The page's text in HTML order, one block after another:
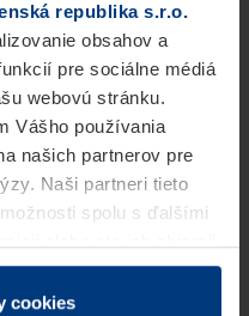
republika s.r.o.
obsahov a
pre sociálne médiá
webovú stránku.
Vášho používania
našich partnerov pre
Naši partneri tieto
spolu s ďalšími
ukladať na Vašom
cookies